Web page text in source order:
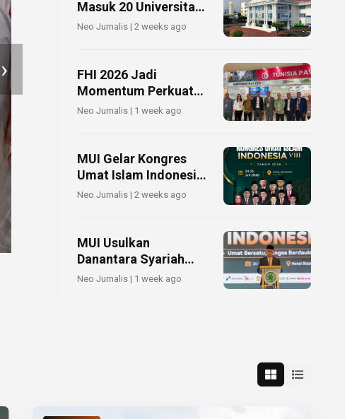
›
Masuk 20 Universitas
Islam Terbaik Dunia
Neo Jurnalis | 2 weeks ago
FHI 2026 Jadi
Momentum Perkuat
Perdagangan
Neo Jurnalis | 1 week ago
MUI Gelar Kongres
Umat Islam Indonesia
VIII, Bahas Isu
Neo Jurnalis | 2 weeks ago
MUI Usulkan
Danantara Syariah
untuk Konsolidasikan
Neo Jurnalis | 1 week ago